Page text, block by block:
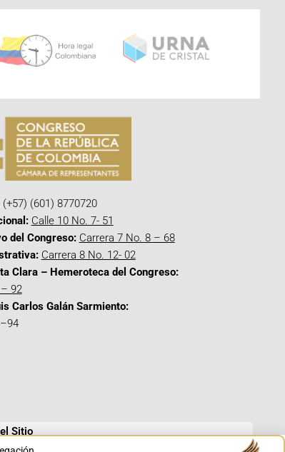
(+57) (601) 8770720
Calle 10 No. 7- 51
del Congreso: Carrera 7 No. 8 – 68
Carrera 8 No. 12- 02
Clara – Hemeroteca del Congreso:
92
Carlos Galán Sarmiento:
Sitio